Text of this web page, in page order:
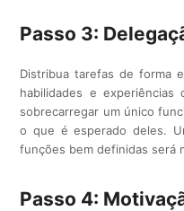
Passo 3:
Distribua tarefas de forma
habilidades e experiências
sobrecarregar um único
o que é esperado deles.
funções bem definidas será
Passo 4: